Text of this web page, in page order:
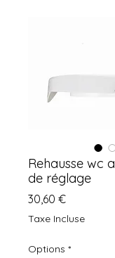
Rehausse wc
de réglage
30,60 €Prix
Taxe Incluse
Options *